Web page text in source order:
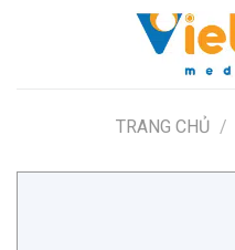
TRANG CHỦ /